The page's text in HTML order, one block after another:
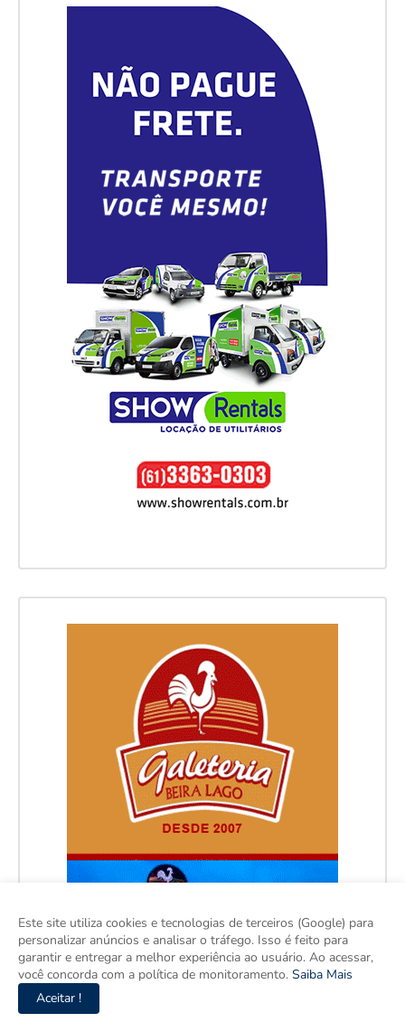
Este site utiliza cookies e tecnologias de terceiros (Google) para
personalizar anúncios e analisar o tráfego. Isso é feito para
garantir e entregar a melhor experiência ao usuário. Ao acessar,
você concorda com a política de monitoramento. Saiba Mais
Aceitar !